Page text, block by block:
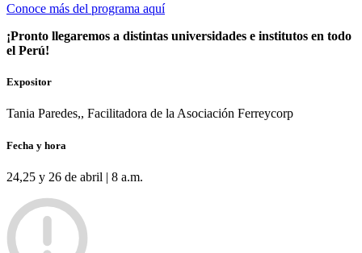
Conoce más del programa aquí
¡Pronto llegaremos a distintas universidades e institutos en todo
el Perú!
Expositor
Tania Paredes,, Facilitadora de la Asociación Ferreycorp
Fecha y hora
24,25 y 26 de abril | 8 a.m.